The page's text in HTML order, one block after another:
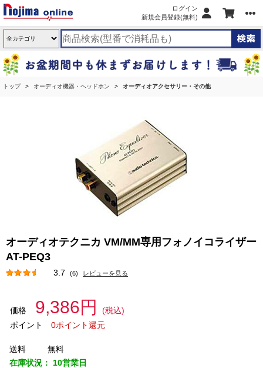
ログイン
新規会員登録(無料)
トップ オーディオ機器・ヘッドホン オーディオアクセサリー・その他
オーディオテクニカ VM/MM専用フォノイコライザー
AT-PEQ3
3.7 (6) レビューを見る
価格 9,386円
(税込)
ポイント
0ポイント還元
送料
無料
在庫状況： 10営業日